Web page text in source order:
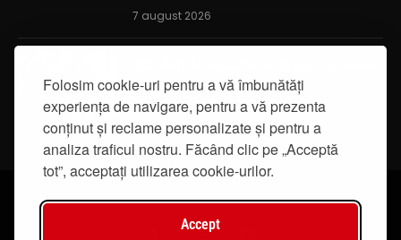
Folosim cookie-uri pentru a vă îmbunătăți
experiența de navigare, pentru a vă prezenta
conținut și reclame personalizate și pentru a
analiza traficul nostru. Făcând clic pe „Acceptă
tot”, acceptați utilizarea cookie-urilor.
Accept
7 august 2026
integrității
7 august 2026